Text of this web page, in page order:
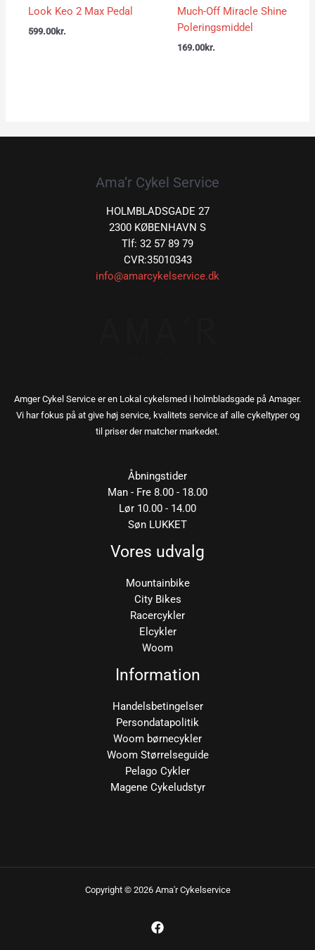
Look Keo 2 Max Pedal
599.00kr.
Much-Off Miracle Shine
Poleringsmiddel
169.00kr.
Ama’r Cykel Service
HOLMBLADSGADE 27
2300 KØBENHAVN S
Tlf: 32 57 89 79
CVR:35010343
info@amarcykelservice.dk
Amger Cykel Service er en Lokal cykelsmed i holmbladsgade på Amager.
Vi har fokus på at give høj service, kvalitets service af alle cykeltyper og
til priser der matcher markedet.
Åbningstider
Man - Fre 8.00 - 18.00
Lør 10.00 - 14.00
Søn LUKKET
Vores udvalg
Mountainbike
City Bikes
Racercykler
Elcykler
Woom
Information
Handelsbetingelser
Persondatapolitik
Woom børnecykler
Woom Størrelseguide
Pelago Cykler
Magene Cykeludstyr
Copyright © 2026 Ama'r Cykelservice